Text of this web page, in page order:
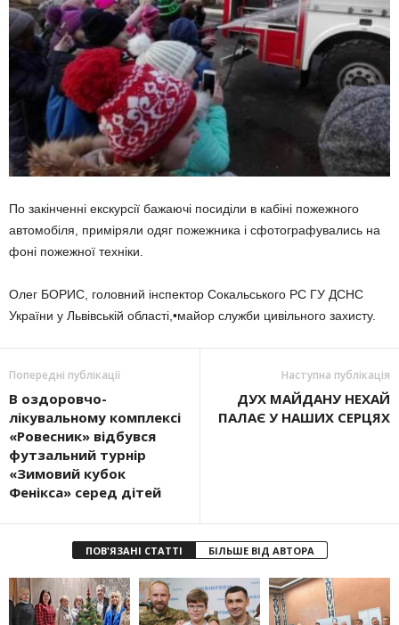
По закінченні екскурсії бажаючі посиділи в кабіні пожежного
автомобіля, приміряли одяг пожежника і сфотографувались на
фоні пожежної техніки.
Олег БОРИС, головний інспектор Сокальського РС ГУ ДСНС
України у Львівській області,•майор служби цивільного захисту.
Попередні публікації
В оздоровчо-
лікувальному комплексі
«Ровесник» відбувся
футзальний турнір
«Зимовий кубок
Фенікса» серед дітей
Наступна публікація
ДУХ МАЙДАНУ НЕХАЙ
ПАЛАЄ У НАШИХ СЕРЦЯХ
ПОВ'ЯЗАНІ СТАТТІ БІЛЬШЕ ВІД АВТОРА